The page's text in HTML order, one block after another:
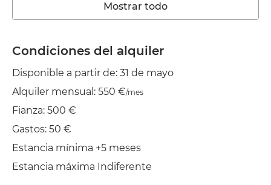
Wifi
TV
Jardín/Terraza
Tendedero
Aire acond.
Mostrar todo
Condiciones del alquiler
Disponible a partir de: 31 de mayo
Alquiler mensual: 550 €/mes
Fianza: 500 €
Gastos: 50 €
Estancia mínima +5 meses
Estancia máxima Indiferente